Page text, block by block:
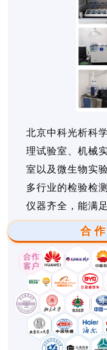
北京中科光析科
理试验室、机械
室以及微生物实
多行业的检验检
仪器齐全，能满
合